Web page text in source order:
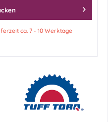
ca. 7 - 10 Werktage